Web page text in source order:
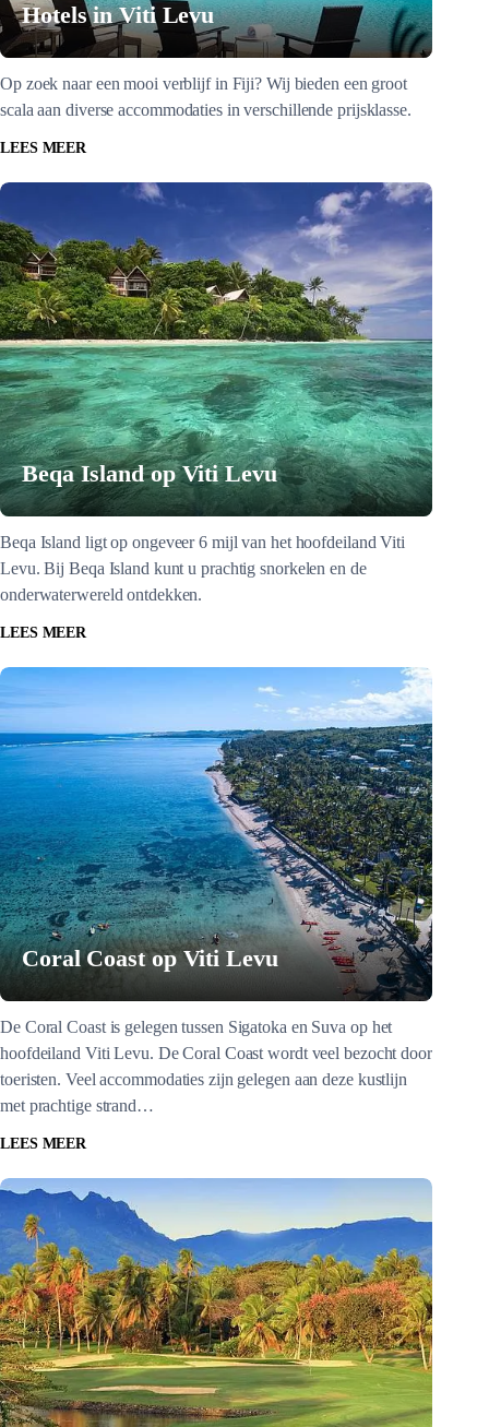
Hotels in Viti Levu
Op zoek naar een mooi verblijf in Fiji? Wij bieden een groot
scala aan diverse accommodaties in verschillende prijsklasse.
LEES MEER
Beqa Island op Viti Levu
Beqa Island ligt op ongeveer 6 mijl van het hoofdeiland Viti
Levu. Bij Beqa Island kunt u prachtig snorkelen en de
onderwaterwereld ontdekken.
LEES MEER
Coral Coast op Viti Levu
De Coral Coast is gelegen tussen Sigatoka en Suva op het
hoofdeiland Viti Levu. De Coral Coast wordt veel bezocht door
toeristen. Veel accommodaties zijn gelegen aan deze kustlijn
met prachtige strand…
LEES MEER